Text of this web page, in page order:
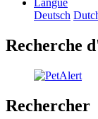
Deutsch
Recherche
Rechercher